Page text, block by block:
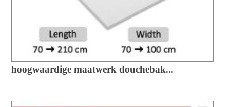
hoogwaardige maatwerk douchebak...